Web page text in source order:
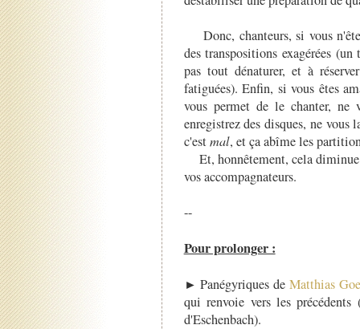
Donc, chanteurs, si vous
des transpositions exagérées
pas tout dénaturer, et à
fatiguées). Enfin, si vous êtes
vous permet de le chanter, ne
enregistrez des disques, ne vous
c'estmal, et ça abîme les
Et, honnêtement, cela
vos accompagnateurs.
--
Pour prolonger :
► Panégyriques deMatthias
qui renvoie vers les
d'Eschenbach).